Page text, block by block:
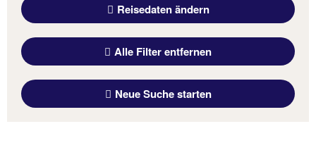
Reisedaten ändern
Alle Filter entfernen
Neue Suche starten